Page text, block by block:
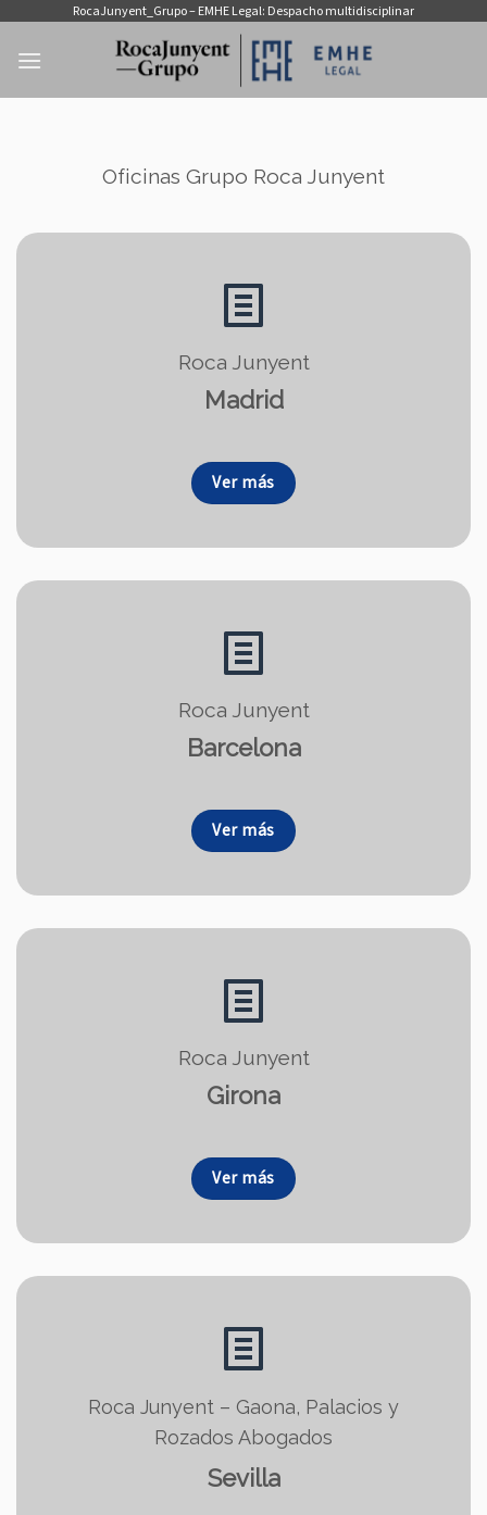
springen
RocaJunyent_Grupo – EMHE Legal: Despacho multidisciplinar
Oficinas Grupo Roca Junyent
Roca Junyent
Madrid
Ver más
Roca Junyent
Barcelona
Ver más
Roca Junyent
Girona
Ver más
Roca Junyent – Gaona, Palacios y
Rozados Abogados
Sevilla